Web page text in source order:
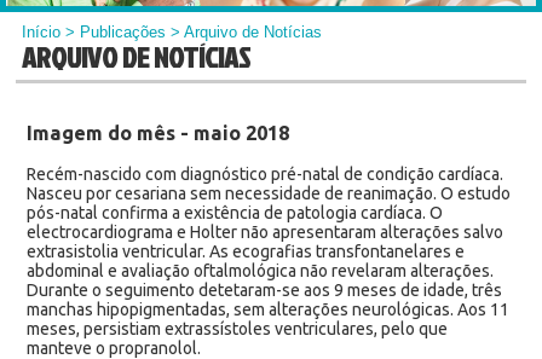
Início > Publicações > Arquivo de Notícias
ARQUIVO DE NOTÍCIAS
Imagem do mês - maio 2018
Recém-nascido com diagnóstico pré-natal de condição cardíaca.
Nasceu por cesariana sem necessidade de reanimação. O estudo
pós-natal confirma a existência de patologia cardíaca. O
electrocardiograma e Holter não apresentaram alterações salvo
extrasistolia ventricular. As ecografias transfontanelares e
abdominal e avaliação oftalmológica não revelaram alterações.
Durante o seguimento detetaram-se aos 9 meses de idade, três
manchas hipopigmentadas, sem alterações neurológicas. Aos 11
meses, persistiam extrassístoles ventriculares, pelo que
manteve o propranolol.